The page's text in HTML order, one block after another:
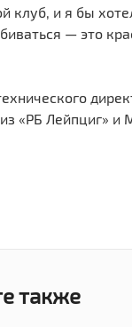
клуб, и я бы
— это
«РБ Лейпциг» и
также